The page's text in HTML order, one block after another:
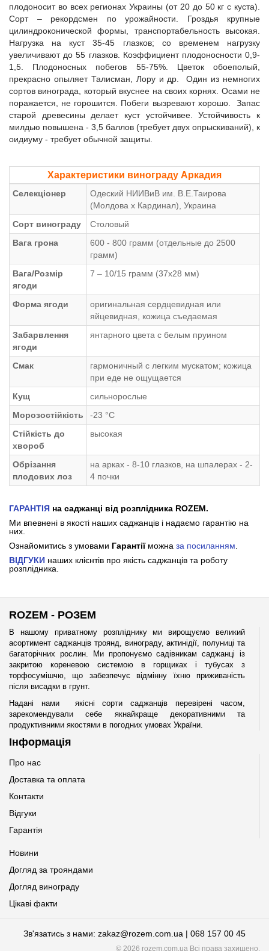
плодоносит во всех регионах Украины (от 20 до 50 кг с куста).
Сорт – рекордсмен по урожайности. Гроздья крупные
цилиндроконической формы, транспортабельность высокая.
Нагрузка на куст 35-45 глазков; со временем нагрузку
увеличивают до 55 глазков. Коэффициент плодоносности 0,9-
1,5. Плодоносных побегов 55-75%. Цветок обоеполый,
прекрасно опыляет Талисман, Лору и др. Один из немногих
сортов винограда, который вкуснее на своих корнях. Осами не
поражается, не горошится. Побеги вызревают хорошо. Запас
старой древесины делает куст устойчивее. Устойчивость к
милдью повышена - 3,5 баллов (требует двух опрыскиваний), к
оидиуму - требует обычной защиты.
Характеристики винограду Аркадия
Селекціонер
Одеский НИИВиВ им. В.Е.Таирова
(Молдова х Кардинал), Украина
Сорт винограду
Столовый
Вага грона
600 - 800 грамм (отдельные до 2500
грамм)
Вага/Розмір
ягоди
7 – 10/15 грамм (37х28 мм)
Форма ягоди
оригинальная сердцевидная или
яйцевидная, кожица съедаемая
Забарвлення
ягоди
янтарного цвета с белым пруином
Смак
гармоничный с легким мускатом; кожица
при еде не ощущается
Кущ
сильнорослые
Морозостійкість
-23 °С
Стійкість до
хвороб
высокая
Обрізання
плодових лоз
на арках - 8-10 глазков, на шпалерах - 2-
4 почки
ГАРАНТІЯ на саджанці від розплідника ROZEM.
Ми впевнені в якості наших саджанців і надаємо гарантію на
них.
Ознайомитись з умовами Гарантії можна за посиланням
ВІДГУКИ наших клієнтів про якість саджанців та роботу
розплідника.
ROZEM - РОЗЕМ
В нашому приватному розпліднику ми вирощуємо великий
асортимент саджанців троянд, винограду, актинідії, полуниці та
багаторічних рослин. Ми пропонуємо садівникам саджанці із
закритою кореневою системою в горщиках і тубусах з
торфосумішчю, що забезпечує відмінну їхню приживаність
після висадки в грунт.
Надані нами якісні сорти саджанців перевірені часом,
зарекомендували себе якнайкраще декоративними та
продуктивними якостями в погодних умовах України.
Інформація
Про нас
Доставка та оплата
Контакти
Відгуки
Гарантія
Новини
Догляд за трояндами
Догляд винограду
Цікаві факти
Зв'язатись з нами: zakaz@rozem.com.ua | 068 157 00 45
© 2026 rozem.com.ua Всі права захищено.